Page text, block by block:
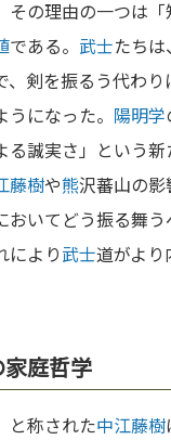
その理由の一つは
である。 武士たち
、剣を振るう代わり
になった。 陽明学
る誠実さ」という
藤樹や熊沢蕃山の影
おいてどう振る舞
により武士道がよ
庭哲学
と称された中江藤樹